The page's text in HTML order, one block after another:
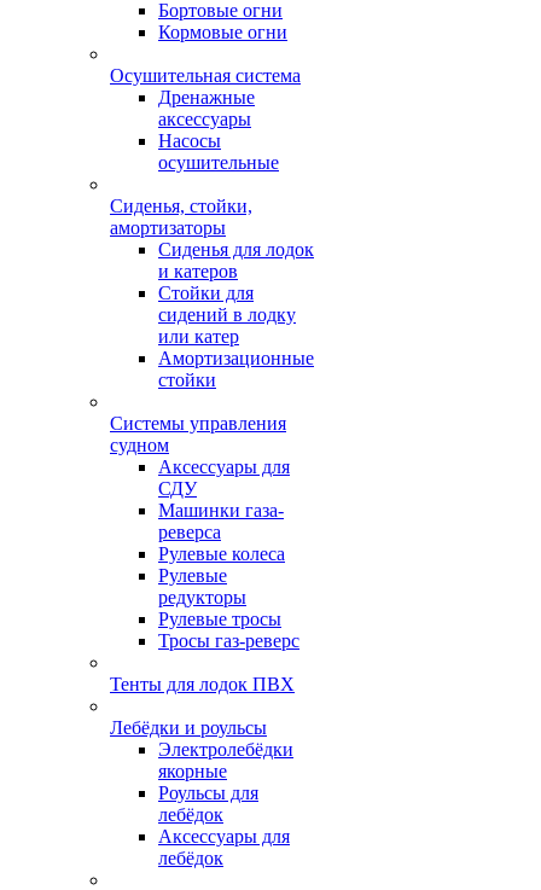
Бортовые огни
Кормовые огни
Осушительная система
Дренажные
аксессуары
Насосы
осушительные
Сиденья, стойки,
амортизаторы
Сиденья для лодок
и катеров
Стойки для
сидений в лодку
или катер
Амортизационные
стойки
Системы управления
судном
Аксессуары для
СДУ
Машинки газа-
реверса
Рулевые колеса
Рулевые
редукторы
Рулевые тросы
Тросы газ-реверс
Тенты для лодок ПВХ
Лебёдки и роульсы
Электролебёдки
якорные
Роульсы для
лебёдок
Аксессуары для
лебёдок